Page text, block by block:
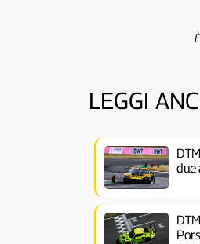
LEGGI
due